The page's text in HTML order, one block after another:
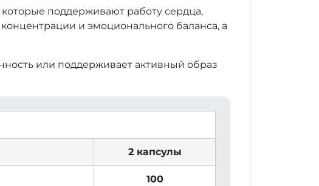
поддерживают работу сердца,
и эмоционального баланса, а
или поддерживает активный образ
2 капсулы
100